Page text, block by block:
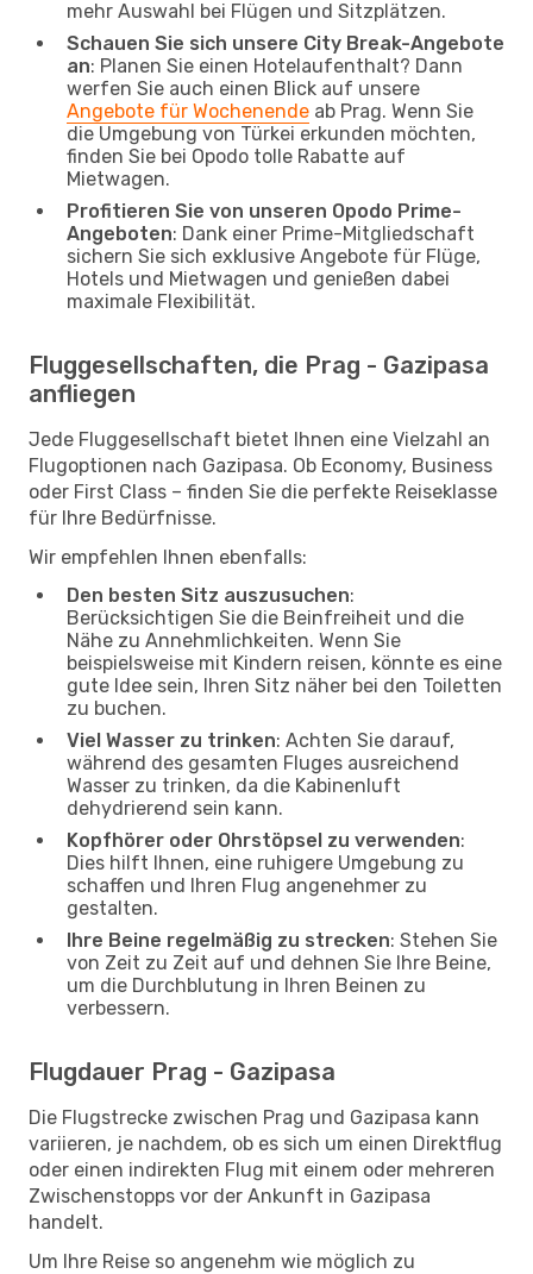
mehr Auswahl bei Flügen und Sitzplätzen.
Schauen Sie sich unsere City Break-Angebote
an: Planen Sie einen Hotelaufenthalt? Dann
werfen Sie auch einen Blick auf unsere
Angebote für Wochenende ab Prag. Wenn Sie
die Umgebung von Türkei erkunden möchten,
finden Sie bei Opodo tolle Rabatte auf
Mietwagen.
Profitieren Sie von unseren Opodo Prime-
Angeboten: Dank einer Prime-Mitgliedschaft
sichern Sie sich exklusive Angebote für Flüge,
Hotels und Mietwagen und genießen dabei
maximale Flexibilität.
Fluggesellschaften, die Prag - Gazipasa
anfliegen
Jede Fluggesellschaft bietet Ihnen eine Vielzahl an
Flugoptionen nach Gazipasa. Ob Economy, Business
oder First Class – finden Sie die perfekte Reiseklasse
für Ihre Bedürfnisse.
Wir empfehlen Ihnen ebenfalls:
Den besten Sitz auszusuchen:
Berücksichtigen Sie die Beinfreiheit und die
Nähe zu Annehmlichkeiten. Wenn Sie
beispielsweise mit Kindern reisen, könnte es eine
gute Idee sein, Ihren Sitz näher bei den Toiletten
zu buchen.
Viel Wasser zu trinken: Achten Sie darauf,
während des gesamten Fluges ausreichend
Wasser zu trinken, da die Kabinenluft
dehydrierend sein kann.
Kopfhörer oder Ohrstöpsel zu verwenden:
Dies hilft Ihnen, eine ruhigere Umgebung zu
schaffen und Ihren Flug angenehmer zu
gestalten.
Ihre Beine regelmäßig zu strecken: Stehen Sie
von Zeit zu Zeit auf und dehnen Sie Ihre Beine,
um die Durchblutung in Ihren Beinen zu
verbessern.
Flugdauer Prag - Gazipasa
Die Flugstrecke zwischen Prag und Gazipasa kann
variieren, je nachdem, ob es sich um einen Direktflug
oder einen indirekten Flug mit einem oder mehreren
Zwischenstopps vor der Ankunft in Gazipasa
handelt.
Um Ihre Reise so angenehm wie möglich zu